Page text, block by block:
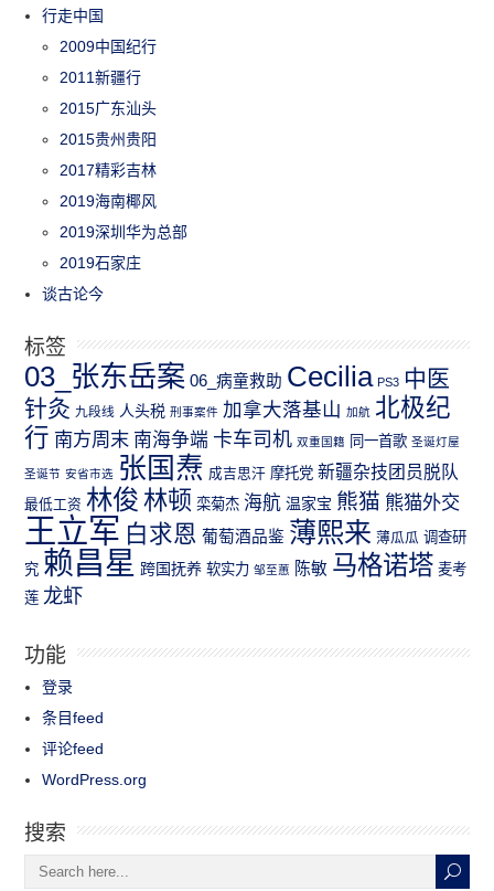
行走中国
2009中国纪行
2011新疆行
2015广东汕头
2015贵州贵阳
2017精彩吉林
2019海南椰风
2019深圳华为总部
2019石家庄
谈古论今
标签
03_张东岳案 06_病童救助 Cecilia PS3 中医
针灸 九段线 人头税 刑事案件 加拿大落基山 加航 北极纪
行 南方周末 南海争端 卡车司机 双重国籍 同一首歌 圣诞灯屋
圣诞节 安省市选 张国焘 成吉思汗 摩托党 新疆杂技团员脱队
最低工资 林俊 林顿 栾菊杰 海航 温家宝 熊猫 熊猫外交
王立军 白求恩 葡萄酒品鉴 薄熙来 薄瓜瓜 调查研
究 赖昌星 跨国抚养 软实力 邹至蕙 陈敏 马格诺塔 麦考
莲 龙虾
功能
登录
条目feed
评论feed
WordPress.org
搜索